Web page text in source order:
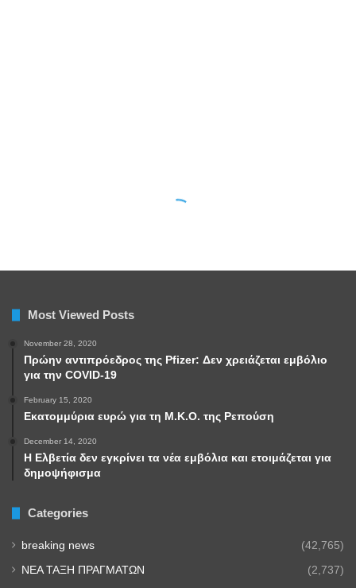
Most Viewed Posts
November 28, 2020
Πρώην αντιπρόεδρος της Pfizer: Δεν χρειάζεται εμβόλιο
για την COVID-19
February 15, 2020
Εκατομμύρια ευρώ για τη Μ.Κ.Ο. της Ρεπούση
December 14, 2020
Η Ελβετία δεν εγκρίνει τα νέα εμβόλια και ετοιμάζεται για
δημοψήφισμα
Categories
breaking news (42,765)
NEA TAΞΗ ΠΡΑΓΜΑΤΩΝ (2,737)